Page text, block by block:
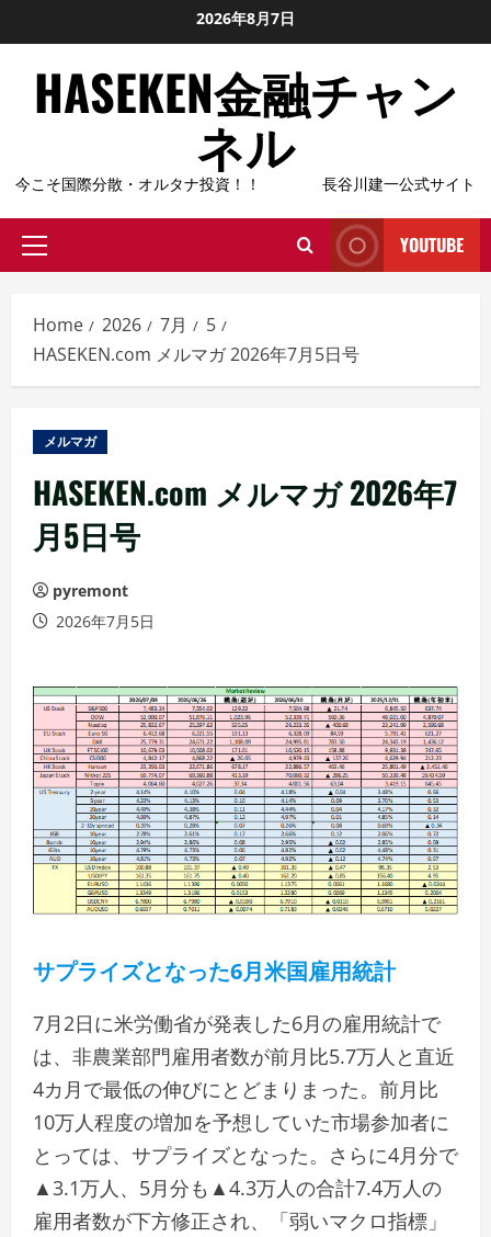
to
content
2026年8月7日
HASEKEN金融チャン
ネル
今こそ国際分散・オルタナ投資！！ 長谷川建一公式サイト
Primary
YOUTUBE
Home 2026 7月
5
HASEKEN.com メルマガ 2026年7月5日号
メルマガ
HASEKEN.com メルマガ 2026年7
月5日号
pyremont
2026年7月5日
サプライズとなった6月米国雇用統計
7月2日に米労働省が発表した6月の雇用統計で
は、非農業部門雇用者数が前月比5.7万人と直近
4カ月で最低の伸びにとどまりまった。前月比
10万人程度の増加を予想していた市場参加者に
とっては、サプライズとなった。さらに4月分で
▲3.1万人、5月分も▲4.3万人の合計7.4万人の
雇用者数が下方修正され、「弱いマクロ指標」